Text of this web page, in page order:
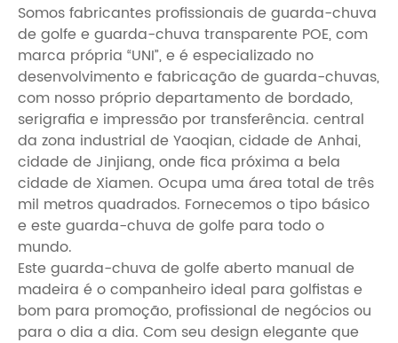
Somos fabricantes profissionais de guarda-chuva
de golfe e guarda-chuva transparente POE, com
marca própria “UNI”, e é especializado no
desenvolvimento e fabricação de guarda-chuvas,
com nosso próprio departamento de bordado,
serigrafia e impressão por transferência. central
da zona industrial de Yaoqian, cidade de Anhai,
cidade de Jinjiang, onde fica próxima a bela
cidade de Xiamen. Ocupa uma área total de três
mil metros quadrados. Fornecemos o tipo básico
e este guarda-chuva de golfe para todo o
mundo.
Este guarda-chuva de golfe aberto manual de
madeira é o companheiro ideal para golfistas e
bom para promoção, profissional de negócios ou
para o dia a dia. Com seu design elegante que